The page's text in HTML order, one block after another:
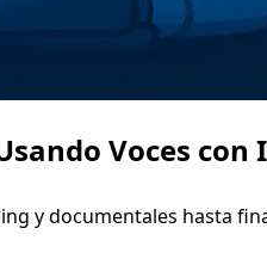
Voces con
y documentales hasta